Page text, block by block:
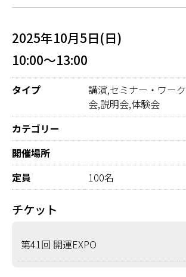
2025年10月5日(日)
10:00～13:00
タイプ
講演,セミナー・ワー
会,説明会,体験会
カテゴリー
開催場所
定員
100名
チケット
第41回 開運EXPO